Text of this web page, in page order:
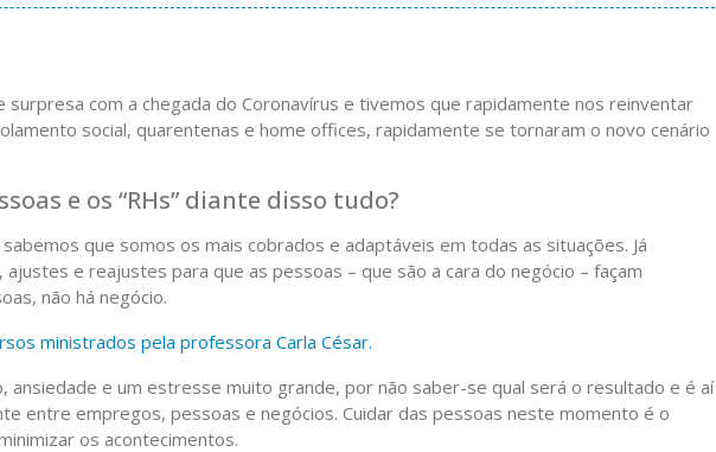
com a chegada do Coronavírus e tivemos que rapidamente nos reinventar
social, quarentenas e home offices, rapidamente se tornaram o novo cenário
e os “RHs” diante disso tudo?
que somos os mais cobrados e adaptáveis em todas as situações. Já
e reajustes para que as pessoas – que são a cara do negócio – façam
não há negócio.
ministrados pela professora Carla César.
ansiedade e um estresse muito grande, por não saber-se qual será o resultado e é aí
entre empregos, pessoas e negócios. Cuidar das pessoas neste momento é o
os acontecimentos.